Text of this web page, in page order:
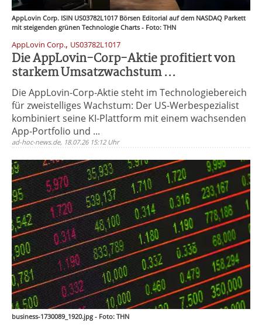
AppLovin Corp. ISIN US03782L1017 Börsen Editorial auf dem NASDAQ Parkett
mit steigenden grünen Technologie Charts - Foto: THN
AppLovin Corp., US03782L1017
Die AppLovin-Corp-Aktie profitiert von
starkem Umsatzwachstum ...
Die AppLovin-Corp-Aktie steht im Technologiebereich
für zweistelliges Wachstum: Der US-Werbespezialist
kombiniert seine KI-Plattform mit einem wachsenden
App-Portfolio und ...
ad-hoc-news.de, 18.07.26 15:12 Uhr
business-1730089_1920.jpg - Foto: THN